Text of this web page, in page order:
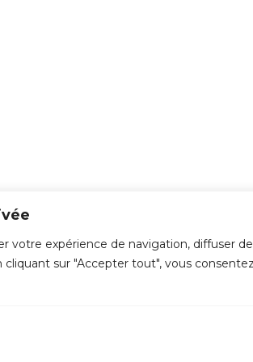
votre expérience de navigation, diffuser
cliquant sur "Accepter tout", vous